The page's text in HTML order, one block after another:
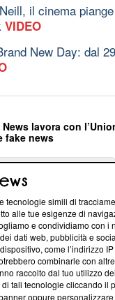
il cinema
VIDEO
New Day: dal
lavora con
fake news
informazioni
processi editoriali e su
Inoltre, afferma la
with Integrity’
del programma, ma ha
non ha ancora
tecnologie simili di
alle tue esigenze di
e condividiamo con i
dati web, pubblicità e
come l’indirizzo
combinarle con
raccolto dal tuo utilizzo
di tali tecnologie cliccando il
oppure